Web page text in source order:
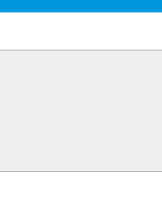
Pfarrer*, findet
Logo Ev.